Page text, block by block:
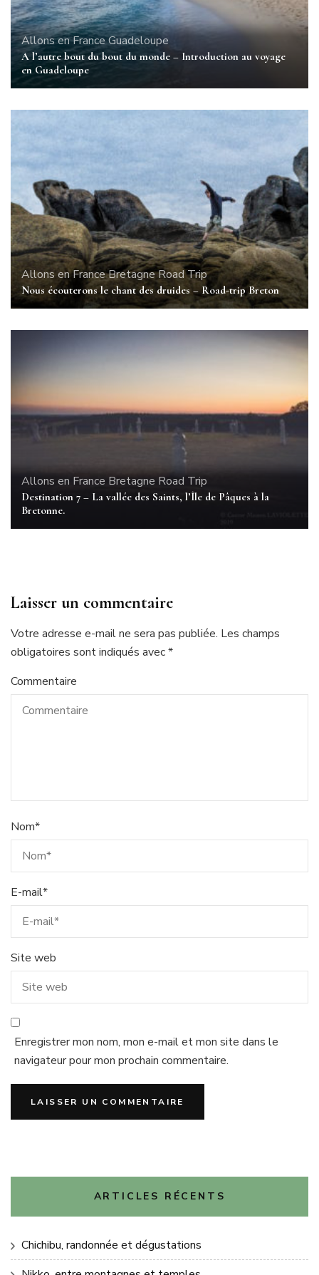
Allons en FranceGuadeloupe
A l’autre bout du bout du monde – Introduction au voyage
en Guadeloupe
Allons en FranceBretagneRoad Trip
Nous écouterons le chant des druides – Road-trip Breton
Allons en France Bretagne Road Trip
Destination 7 – La vallée des Saints, l’Île de Pâques à la
Bretonne.
Laisser un commentaire
Votre adresse e-mail ne sera pas publiée. Les champs
obligatoires sont indiqués avec*
Commentaire
Nom*
E-mail*
Site web
Enregistrer mon nom, mon e-mail et mon site dans le
navigateur pour mon prochain commentaire.
ARTICLES RÉCENTS
Chichibu, randonnée et dégustations